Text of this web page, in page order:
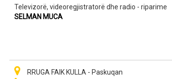
Televizorë, videoregjistratorë dhe radio - riparime
SELMAN MUCA
RRUGA FAIK KULLA - Paskuqan